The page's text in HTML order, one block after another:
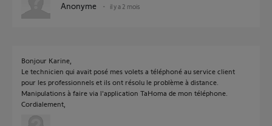
Anonyme il y a 2 mois
Bonjour Karine,
Le technicien qui avait posé mes volets a téléphoné au service client
pour les professionnels et ils ont résolu le problème à distance.
Manipulations à faire via l'application TaHoma de mon téléphone.
Cordialement,